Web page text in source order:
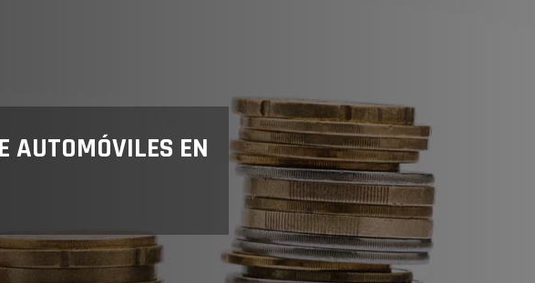
AUTOMÓVILES EN